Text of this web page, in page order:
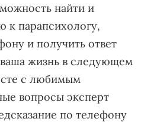
найти и
к парапсихологу,
и получить ответ
жизнь в следующем
с любимым
вопросы эксперт
по телефону